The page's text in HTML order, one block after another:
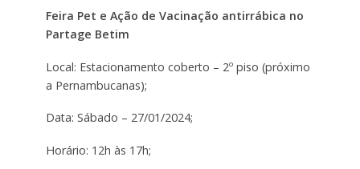
Feira Pet e Ação de Vacinação antirrábica no
Partage Betim
Local: Estacionamento coberto – 2º piso (próximo
a Pernambucanas);
Data: Sábado – 27/01/2024;
Horário: 12h às 17h;